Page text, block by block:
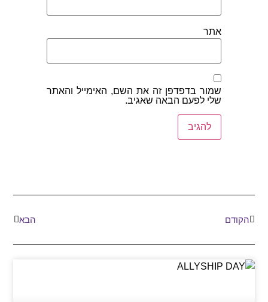
אתר
שמור בדפדפן זה את השם, האימייל והאתר
שלי לפעם הבאה שאגיב.
הקודם הבא